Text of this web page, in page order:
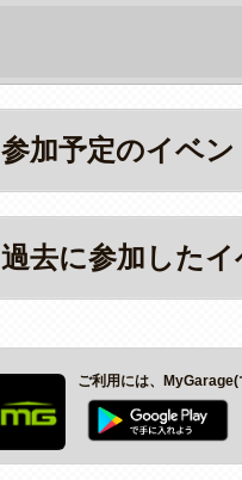
参加予定のイベン
過去に参加したイ
ご利用には、MyGarage(